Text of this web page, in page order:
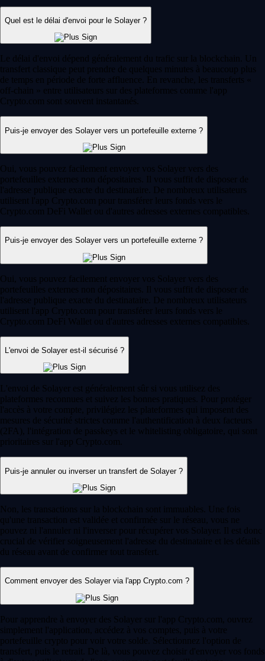
Quel est le délai d'envoi pour le Solayer ?
Le délai d'envoi dépend généralement du trafic sur la blockchain. Un
transfert classique peut prendre de quelques minutes à beaucoup plus
de temps en période de forte affluence. En revanche, les transferts «
off-chain » entre utilisateurs sur des plateformes comme l'app
Crypto.com sont souvent instantanés.
Puis-je envoyer des Solayer vers un portefeuille externe ?
Oui, vous pouvez facilement envoyer vos Solayer vers des
portefeuilles externes non dépositaires. Il vous suffit de disposer de
l'adresse publique exacte du destinataire. De nombreux utilisateurs
utilisent l'app Crypto.com pour transférer leurs fonds vers le
Crypto.com DeFi Wallet ou d'autres adresses externes compatibles.
Puis-je envoyer des Solayer vers un portefeuille externe ?
Oui, vous pouvez facilement envoyer vos Solayer vers des
portefeuilles externes non dépositaires. Il vous suffit de disposer de
l'adresse publique exacte du destinataire. De nombreux utilisateurs
utilisent l'app Crypto.com pour transférer leurs fonds vers le
Crypto.com DeFi Wallet ou d'autres adresses externes compatibles.
L'envoi de Solayer est-il sécurisé ?
L'envoi de Solayer est généralement sûr si vous utilisez des
plateformes reconnues et suivez les bonnes pratiques. Pour protéger
l'accès à votre compte, privilégiez les plateformes qui imposent des
mesures de sécurité strictes comme l'authentification à deux facteurs
(2FA), l'intégration de passkeys et le whitelisting obligatoire, qui sont
prioritaires sur l'app Crypto.com.
Puis-je annuler ou inverser un transfert de Solayer ?
Non, les transactions sur la blockchain sont immuables. Une fois
qu'une transaction est validée et confirmée sur le réseau, vous ne
pouvez ni l'annuler ni l'inverser pour récupérer vos Solayer. Il est donc
crucial de vérifier soigneusement l'adresse du destinataire et les détails
du réseau avant de confirmer tout transfert.
Comment envoyer des Solayer via l'app Crypto.com ?
Pour apprendre à envoyer des Solayer sur l'app Crypto.com, ouvrez
simplement l'application, accédez à vos comptes, puis à votre
portefeuille crypto pour voir votre solde. Sélectionnez l'option de
transfert, puis le retrait. De là, vous pouvez choisir d'envoyer vos fonds